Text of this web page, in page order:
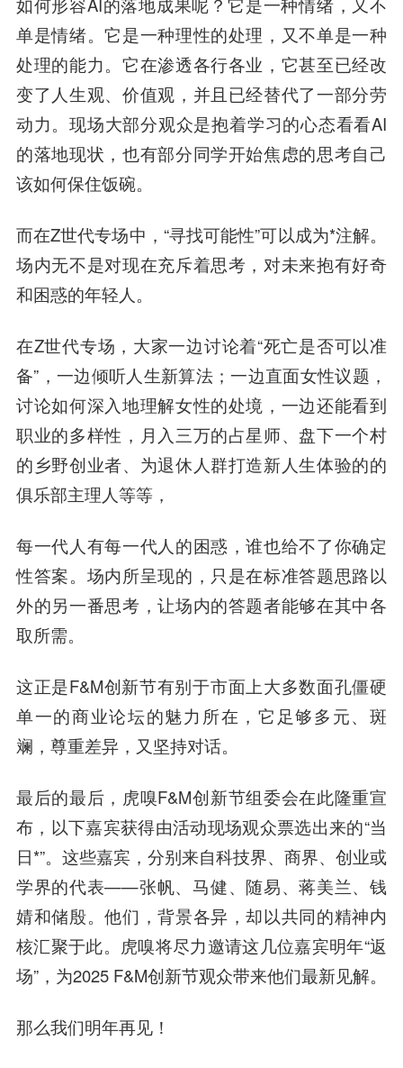
如何形容AI的落地成果呢？它是一种情绪，又不
单是情绪。它是一种理性的处理，又不单是一种
处理的能力。它在渗透各行各业，它甚至已经改
变了人生观、价值观，并且已经替代了一部分劳
动力。现场大部分观众是抱着学习的心态看看AI
的落地现状，也有部分同学开始焦虑的思考自己
该如何保住饭碗。
而在Z世代专场中，“寻找可能性”可以成为*注解。
场内无不是对现在充斥着思考，对未来抱有好奇
和困惑的年轻人。
在Z世代专场，大家一边讨论着“死亡是否可以准
备”，一边倾听人生新算法；一边直面女性议题，
讨论如何深入地理解女性的处境，一边还能看到
职业的多样性，月入三万的占星师、盘下一个村
的乡野创业者、为退休人群打造新人生体验的的
俱乐部主理人等等，
每一代人有每一代人的困惑，谁也给不了你确定
性答案。场内所呈现的，只是在标准答题思路以
外的另一番思考，让场内的答题者能够在其中各
取所需。
这正是F&M创新节有别于市面上大多数面孔僵硬
单一的商业论坛的魅力所在，它足够多元、斑
斓，尊重差异，又坚持对话。
最后的最后，虎嗅F&M创新节组委会在此隆重宣
布，以下嘉宾获得由活动现场观众票选出来的“当
日*”。这些嘉宾，分别来自科技界、商界、创业或
学界的代表——张帆、马健、随易、蒋美兰、钱
婧和储殷。他们，背景各异，却以共同的精神内
核汇聚于此。虎嗅将尽力邀请这几位嘉宾明年“返
场”，为2025 F&M创新节观众带来他们最新见解。
那么我们明年再见！